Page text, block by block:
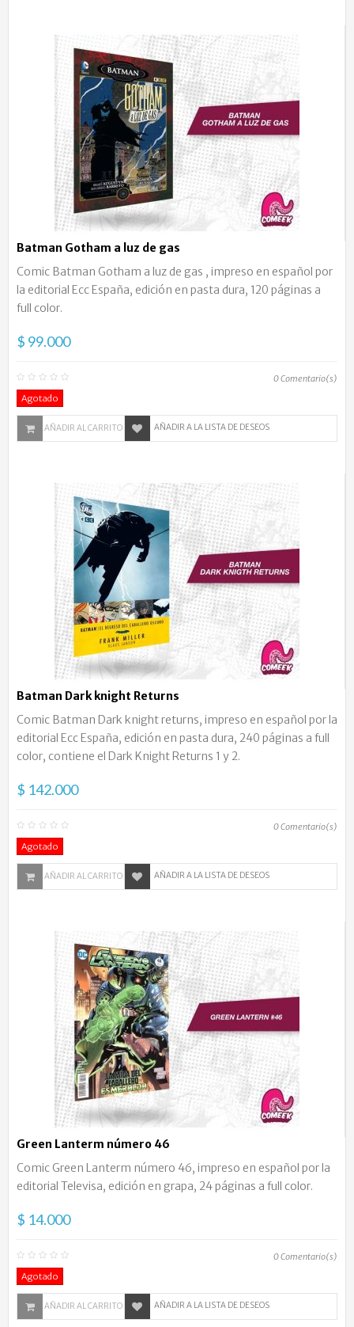
Batman Gotham a luz de gas
Comic Batman Gotham a luz de gas , impreso en español por
la editorial Ecc España, edición en pasta dura, 120 páginas a
full color.
$ 99.000
0Comentario(s)
Agotado
AÑADIR AL CARRITO AÑADIR A LA LISTA DE DESEOS
Batman Dark knight Returns
Comic Batman Dark knight returns, impreso en español por la
editorial Ecc España, edición en pasta dura, 240 páginas a full
color, contiene el Dark Knight Returns 1 y 2.
$ 142.000
0Comentario(s)
Agotado
AÑADIR AL CARRITO AÑADIR A LA LISTA DE DESEOS
Green Lanterm número 46
Comic Green Lanterm número 46, impreso en español por la
editorial Televisa, edición en grapa, 24 páginas a full color.
$ 14.000
0Comentario(s)
Agotado
AÑADIR AL CARRITO AÑADIR A LA LISTA DE DESEOS